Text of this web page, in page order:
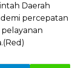
Daerah
percepatan